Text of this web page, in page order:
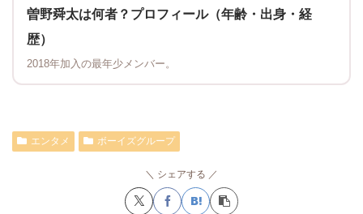
曽野舜太は何者？プロフィール（年齢・出身・経
歴）
2018年加入の最年少メンバー。
エンタメ ボーイズグループ
シェアする